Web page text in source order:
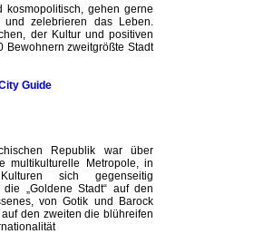
kosmopolitisch, gehen gerne
zelebrieren das Leben.
der Kultur und positiven
Bewohnern zweitgrößte Stadt
Guide
Republik war über
multikulturelle Metropole, in
sich gegenseitig
„Goldene Stadt“ auf den
von Gotik und Barock
den zweiten die blühreifen